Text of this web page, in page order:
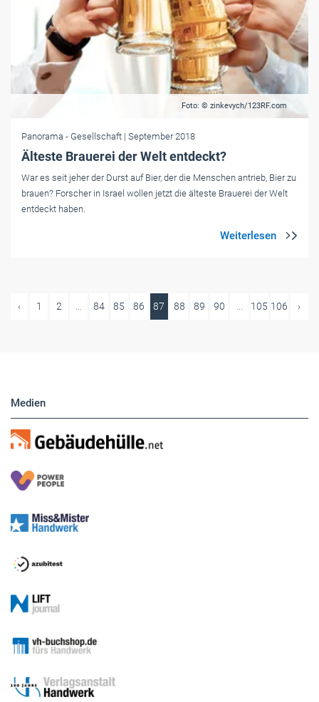
Foto: © zinkevych/123RF.com
Panorama - Gesellschaft | September 2018
Älteste Brauerei der Welt entdeckt?
War es seit jeher der Durst auf Bier, der die Menschen antrieb, Bier zu
brauen? Forscher in Israel wollen jetzt die älteste Brauerei der Welt
entdeckt haben.
‹ 1 2 ... 84 85 86 87 88 89 90 ... 105 106 ›
Medien